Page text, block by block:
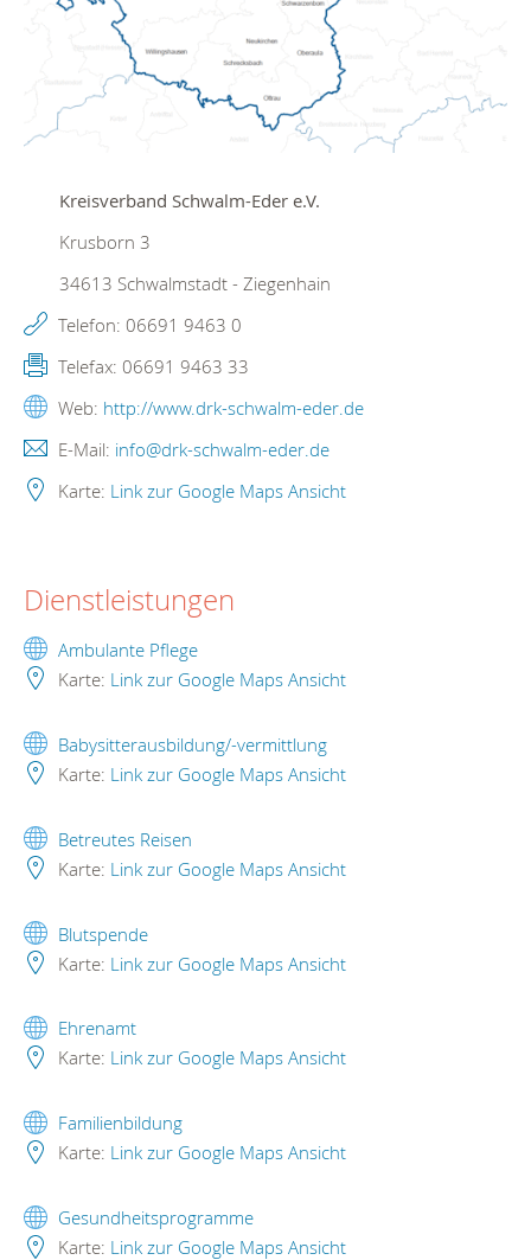
Kreisverband Schwalm-Eder e.V.
Krusborn 3
34613 Schwalmstadt - Ziegenhain
Telefon: 06691 9463 0
Telefax: 06691 9463 33
Web: http://www.drk-schwalm-eder.de
E-Mail: info@drk-schwalm-eder.de
Karte: Link zur Google Maps Ansicht
Dienstleistungen
Ambulante Pflege
Karte: Link zur Google Maps Ansicht
Babysitterausbildung/-vermittlung
Karte: Link zur Google Maps Ansicht
Betreutes Reisen
Karte: Link zur Google Maps Ansicht
Blutspende
Karte: Link zur Google Maps Ansicht
Ehrenamt
Karte: Link zur Google Maps Ansicht
Familienbildung
Karte: Link zur Google Maps Ansicht
Gesundheitsprogramme
Karte: Link zur Google Maps Ansicht